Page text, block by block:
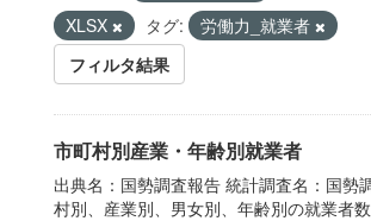
XLSX
タグ:
労働力_就業者
フィルタ結果
市町村別産業・年齢別就業者
出典名：国勢調査報告 統計調査名：国勢
村別、産業別、男女別、年齢別の就業者数